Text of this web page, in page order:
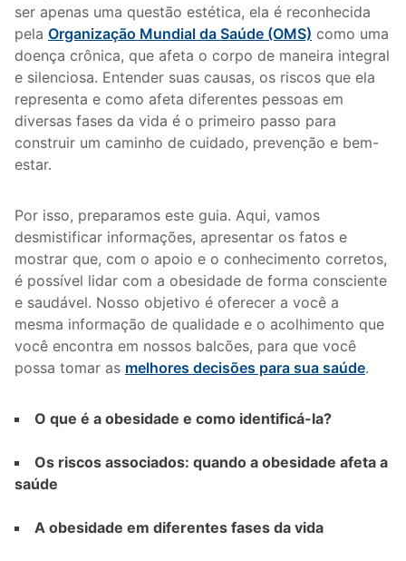
ser apenas uma questão estética, ela é reconhecida
pela Organização Mundial da Saúde (OMS) como uma
doença crônica, que afeta o corpo de maneira integral
e silenciosa. Entender suas causas, os riscos que ela
representa e como afeta diferentes pessoas em
diversas fases da vida é o primeiro passo para
construir um caminho de cuidado, prevenção e bem-
estar.
Por isso, preparamos este guia. Aqui, vamos
desmistificar informações, apresentar os fatos e
mostrar que, com o apoio e o conhecimento corretos,
é possível lidar com a obesidade de forma consciente
e saudável. Nosso objetivo é oferecer a você a
mesma informação de qualidade e o acolhimento que
você encontra em nossos balcões, para que você
possa tomar as melhores decisões para sua saúde.
O que é a obesidade e como identificá-la?
Os riscos associados: quando a obesidade afeta a
saúde
A obesidade em diferentes fases da vida